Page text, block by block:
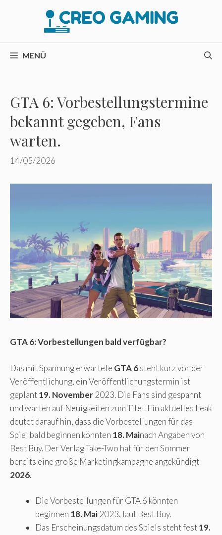
MENÜ
GTA 6: Vorbestellungstermine
bekannt gegeben, Fans
warten.
14/05/2026
GTA 6: Vorbestellungen bald verfügbar?
Das mit Spannung erwartete GTA 6steht kurz vor der
Veröffentlichung, ein Veröffentlichungstermin ist
geplant19. November 2023. Die Fans sind gespannt
und warten auf Neuigkeiten zum Titel. Ein aktuelles Leak
deutet darauf hin, dass die Vorbestellungen für das
Spiel bald beginnen könnten 18. Mainach Angaben von
Best Buy. Der Verlag Take-Two hat für den Sommer
bereits eine große Marketingkampagne angekündigt
2026.
Die Vorbestellungen für GTA 6 könnten
beginnen 18. Mai2023, laut Best Buy.
Das Erscheinungsdatum des Spiels steht fest19.